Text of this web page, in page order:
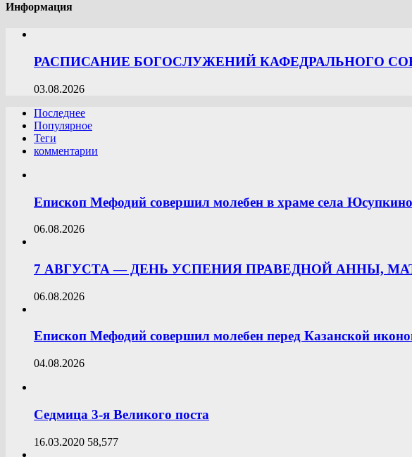
Информация
РАСПИСАНИЕ БОГОСЛУЖЕНИЙ КАФЕДРАЛЬНОГО
03.08.2026
Последнее
Популярное
Теги
комментарии
Епископ Мефодий совершил молебен в храме села Юсупкино
06.08.2026
7 АВГУСТА — ДЕНЬ УСПЕНИЯ ПРАВЕДНОЙ АННЫ,
06.08.2026
Епископ Мефодий совершил молебен перед Казанской
04.08.2026
Седмица 3-я Великого поста
16.03.2020 58,577